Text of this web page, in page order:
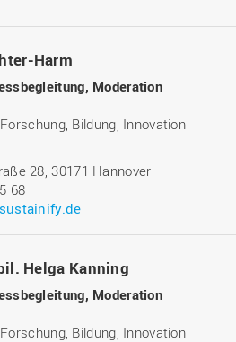
Harm
Moderation
Bildung, Innovation
28, 30171 Hannover
68
Helga Kanning
Moderation
Bildung, Innovation